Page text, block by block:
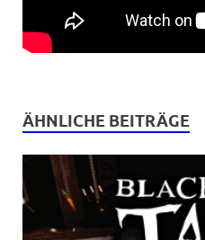
ÄHNLICHE BEITRÄGE